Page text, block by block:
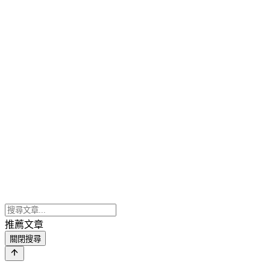
推薦文章
關閉搜尋